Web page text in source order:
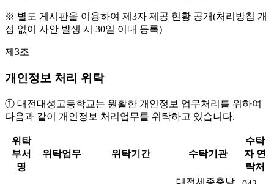
※ 별도 게시판을 이용하여 제3자 제공 현황 공개(처리방침 개
정 없이 사안 발생 시 30일 이내 등록)
제3조
개인정보 처리 위탁
① 대전대성고등학교는 원활한 개인정보 업무처리를 위하여
다음과 같이 개인정보 처리업무를 위탁하고 있습니다.
위탁
부서
명
위탁업무 위탁기간 수탁기관
수탁
자 연
락처
대전세종충남